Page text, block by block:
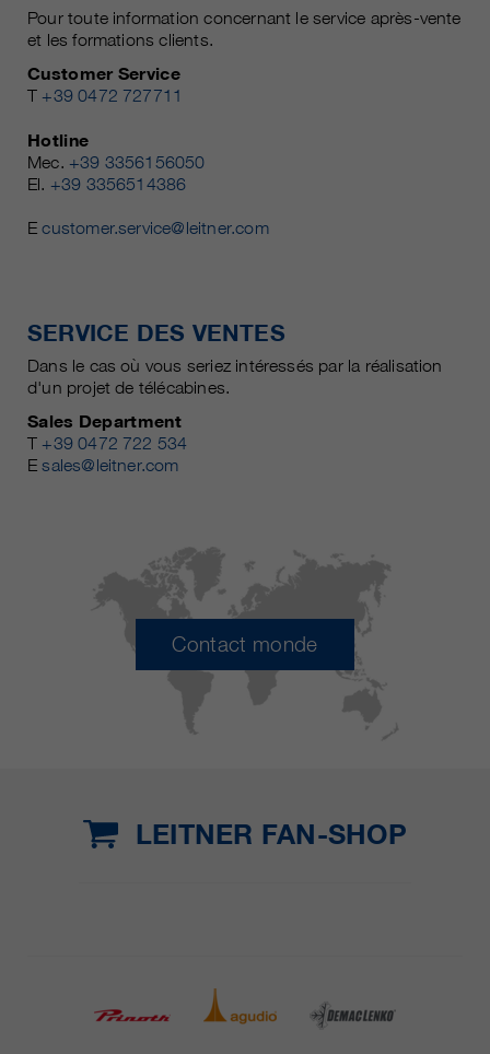
Pour toute information concernant le service après-vente
et les formations clients.
Customer Service
T +39 0472 727711
Hotline
Mec. +39 3356156050
El. +39 3356514386
Ecustomer.service@leitner.com
SERVICE DES VENTES
Dans le cas où vous seriez intéressés par la réalisation
d'un projet de télécabines.
Sales Department
T +39 0472 722 534
Esales@leitner.com
Contact monde
LEITNER FAN-SHOP